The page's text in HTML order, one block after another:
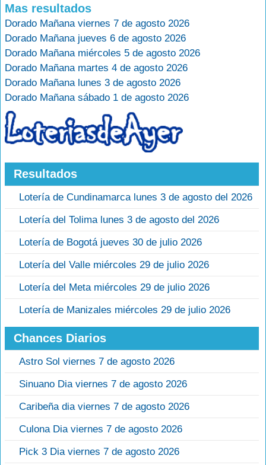
Mas resultados
Dorado Mañana viernes 7 de agosto 2026
Dorado Mañana jueves 6 de agosto 2026
Dorado Mañana miércoles 5 de agosto 2026
Dorado Mañana martes 4 de agosto 2026
Dorado Mañana lunes 3 de agosto 2026
Dorado Mañana sábado 1 de agosto 2026
Resultados
Lotería de Cundinamarca lunes 3 de agosto del 2026
Lotería del Tolima lunes 3 de agosto del 2026
Lotería de Bogotá jueves 30 de julio 2026
Lotería del Valle miércoles 29 de julio 2026
Lotería del Meta miércoles 29 de julio 2026
Lotería de Manizales miércoles 29 de julio 2026
Chances Diarios
Astro Sol viernes 7 de agosto 2026
Sinuano Dia viernes 7 de agosto 2026
Caribeña dia viernes 7 de agosto 2026
Culona Dia viernes 7 de agosto 2026
Pick 3 Dia viernes 7 de agosto 2026